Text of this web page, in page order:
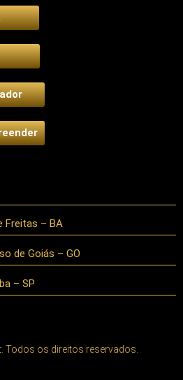
Freitas – BA
de Goiás – GO
– SP
Todos os direitos reservados.